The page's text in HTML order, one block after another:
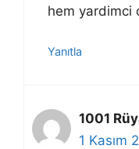
hem yardimci
Yanıtla
1001
1 Kasım